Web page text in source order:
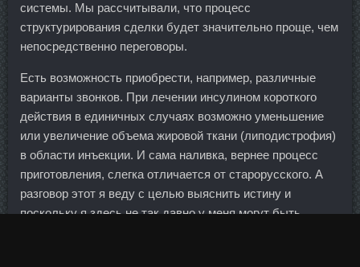
системы. Мы рассчитывали, что процесс
структурирования сделки будет значительно проще, чем
непосредственно переговоры.
Есть возможность приобрести, например, различные
варианты звонков. При лечении инсулином короткого
действия в единичных случаях возможно уменьшение
или увеличение объема жировой ткани (липодистрофия)
в области инъекции. И сама наливка, вернее процесс
приготовления, слегка отличается от старорусского. А
разговор этот я веду с целью выяснить истину и
поскольку я здесь не так давно у меня могут быть